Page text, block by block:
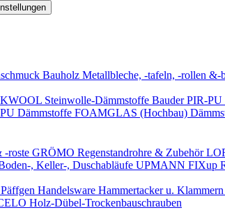
Bauholz Metallbleche, -tafeln, -rollen &-
Steinwolle-Dämmstoffe Bauder PIR-PU
Dämmstoffe FOAMGLAS (Hochbau)
-roste GRÖMO Regenstandrohre & Zubehör
, Keller-, Duschabläufe UPMANN FIXup
Päffgen Handelsware Hammertacker u. Klammern
Holz-Dübel-Trockenbauschrauben